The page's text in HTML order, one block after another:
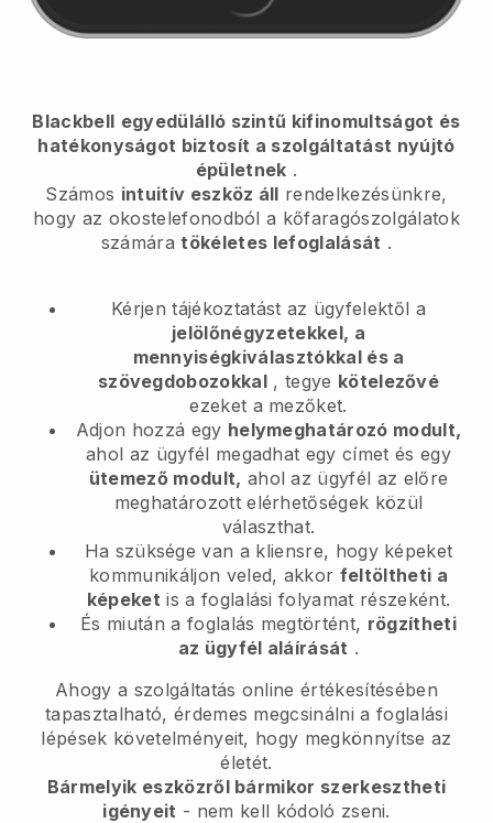
Blackbell egyedülálló szintű kifinomultságot és
hatékonyságot biztosít a szolgáltatást nyújtó
épületnek .
Számos intuitív eszköz áll rendelkezésünkre,
hogy az okostelefonodbóla kőfaragószolgálatok
számára tökéletes lefoglalását .
Kérjen tájékoztatást az ügyfelektől a
jelölőnégyzetekkel, a
mennyiségkiválasztókkal és a
szövegdobozokkal , tegye kötelezővé
ezeket a mezőket.
Adjon hozzá egy helymeghatározó modult,
ahol az ügyfél megadhat egy címet és egy
ütemező modult, ahol az ügyfél az előre
meghatározott elérhetőségek közül
választhat.
Ha szüksége van a kliensre, hogy képeket
kommunikáljon veled, akkor feltöltheti a
képeket is a foglalási folyamat részeként.
És miután a foglalás megtörtént, rögzítheti
az ügyfél aláírását .
Ahogy a szolgáltatás online értékesítésében
tapasztalható, érdemes megcsinálni a foglalási
lépések követelményeit, hogy megkönnyítse az
életét.
Bármelyik eszközről bármikor szerkesztheti
igényeit - nem kell kódoló zseni.